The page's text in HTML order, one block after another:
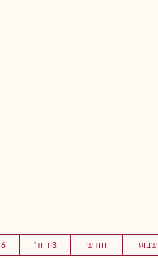
שבוע חודש 3 חוד' 6 חוד'